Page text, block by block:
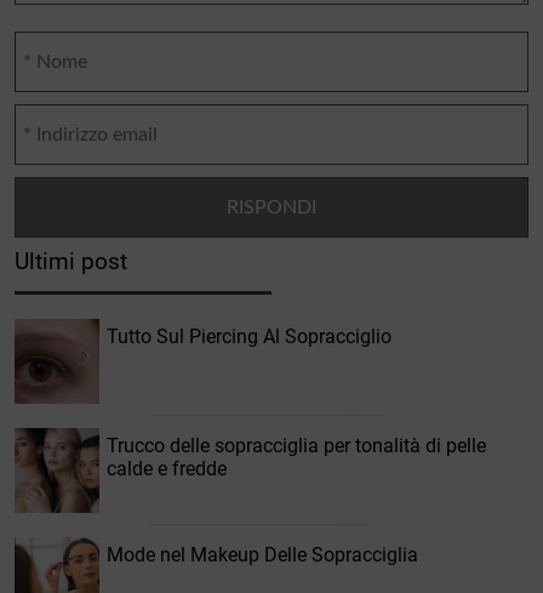
Ultimi post
Tutto Sul Piercing Al Sopracciglio
Trucco delle sopracciglia per tonalità di pelle
calde e fredde
Mode nel Makeup Delle Sopracciglia